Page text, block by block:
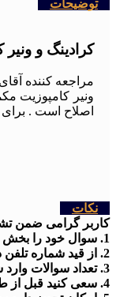
توضیحات
کرادینگ و ونیر
ونیر کامپوزیت
اصلاح است .
نکات
کاربر گرامی ضمن
1. سوال خود را بخش مناسب مطرح کنید .
2. از قید شماره تلفن در متن سوالاتتون خود داری فرمایید .
3. تعداد سوالات وارد شده به سایت بالا است . لطفا جهت دریافت پاسخ کمی شکیبا باشید
4. سعی کنید قبل از طرح سوال ، جواب های سایر کاربران را مطالعه کنید .